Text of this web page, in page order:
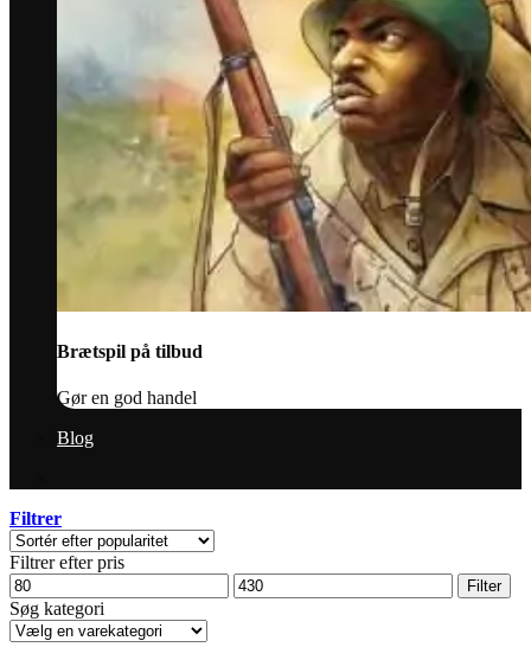
Brætspil på tilbud
Gør en god handel
Blog
Filtrer
Filtrer efter pris
Mindste
pris
Højeste
pris
Filter
Søg kategori